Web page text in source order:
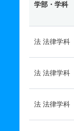
学部・学科
法 法律学科
法 法律学科
法 法律学科